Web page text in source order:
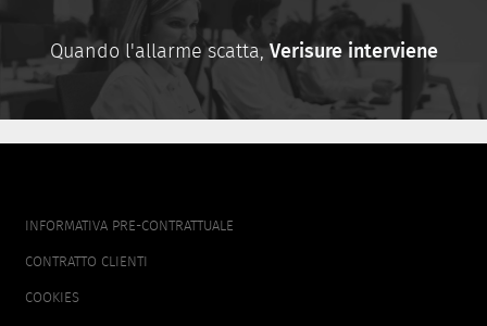
Quando l'allarme scatta,Verisure interviene
FOOTER
INFORMATIVA PRE-CONTRATTUALE
CONTRATTO CLIENTI
COOKIES